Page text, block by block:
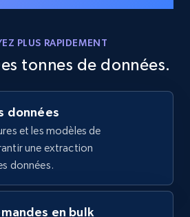
Reviews count, and
- find products by using
Description, Initial
PLUS RAPIDEMENT
tonnes de données.
données
et les modèles de
une extraction
données.
en bulk